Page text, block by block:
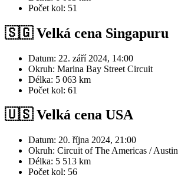
Počet kol: 51
🇸🇬 Velká cena Singapuru
Datum: 22. září 2024, 14:00
Okruh: Marina Bay Street Circuit
Délka: 5 063 km
Počet kol: 61
🇺🇸 Velká cena USA
Datum: 20. října 2024, 21:00
Okruh: Circuit of The Americas / Austin
Délka: 5 513 km
Počet kol: 56